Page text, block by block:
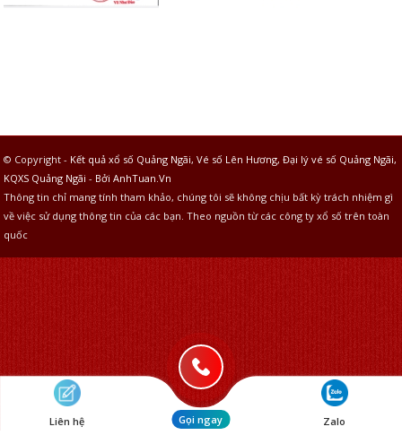
© Copyright - Kết quả xổ số Quảng Ngãi, Vé số Lên Hương, Đại lý vé số Quảng Ngãi,
KQXS Quảng Ngãi - Bởi AnhTuan.Vn
Thông tin chỉ mang tính tham khảo, chúng tôi sẽ không chịu bất kỳ trách nhiệm gì
về việc sử dụng thông tin của các bạn. Theo nguồn từ các công ty xổ số trên toàn
quốc
Liên hệ Gọi ngay Zalo